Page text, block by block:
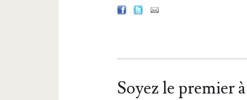
Soyez le premier